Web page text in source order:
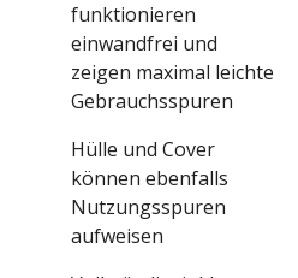
funktionieren
einwandfrei und
zeigen maximal leichte
Gebrauchsspuren
Hülle und Cover
können ebenfalls
Nutzungsspuren
aufweisen